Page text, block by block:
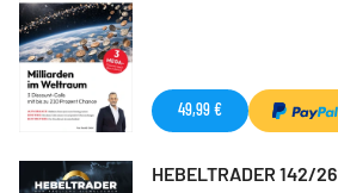
49,99 €
HEBELTRADER 142/26